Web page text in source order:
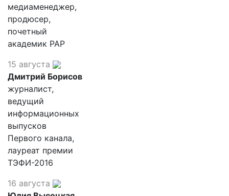
медиаменеджер,
продюсер,
почетный
академик РАР
15 августа
Дмитрий Борисов
журналист,
ведущий
информационных
выпусков
Первого канала,
лауреат премии
ТЭФИ-2016
16 августа